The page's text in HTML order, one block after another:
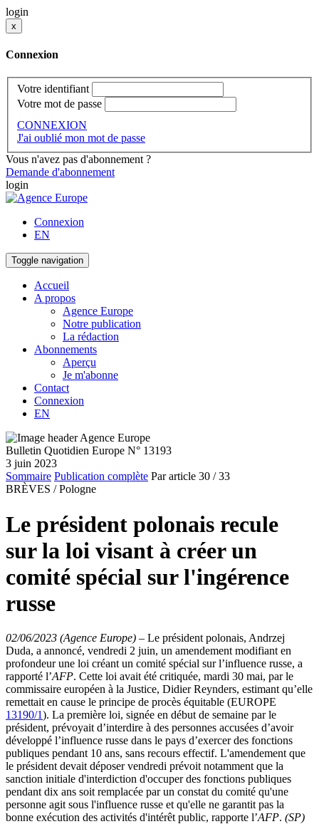
login
x
Connexion
Votre identifiant
Votre mot de passe
CONNEXION
J'ai oublié mon mot de passe
Vous n'avez pas d'abonnement ?
Demande d'abonnement
login
Connexion
EN
Toggle navigation
Accueil
A propos
Agence Europe
Notre publication
La rédaction
Abonnements
Aperçu
Je m'abonne
Contact
Connexion
EN
Bulletin Quotidien Europe N° 13193
3 juin 2023
Sommaire Publication complète Par article 30 / 33
BRÈVES / Pologne
Le président polonais recule
sur la loi visant à créer un
comité spécial sur l'ingérence
russe
02/06/2023 (Agence Europe) – Le président polonais, Andrzej
Duda, a annoncé, vendredi 2 juin, un amendement modifiant en
profondeur une loi créant un comité spécial sur l’influence russe, a
rapporté l’AFP. Cette loi avait été critiquée, mardi 30 mai, par le
commissaire européen à la Justice, Didier Reynders, estimant qu’elle
remettait en cause le principe de procès équitable (EUROPE
13190/1). La première loi, signée en début de semaine par le
président, prévoyait d’interdire à des personnes accusées d’avoir
développé l’influence russe dans le pays d’exercer des fonctions
publiques pendant 10 ans, sans recours effectif. L'amendement que
le président devait déposer vendredi prévoit notamment que la
sanction initiale d'interdiction d'occuper des fonctions publiques
pendant dix ans soit remplacée par un constat du comité qu'une
personne agit sous l'influence russe et qu'elle ne garantit pas la
bonne exécution des activités d'intérêt public, rapporte l’AFP. (SP)